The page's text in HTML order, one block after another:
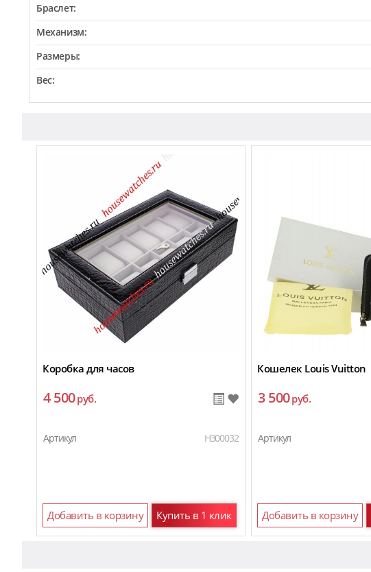
Браслет:
Механизм:
Размеры:
Вес:
Коробка для часов
4 500руб.
Артикул H300032
Добавить в корзину Купить в 1 клик
Кошелек Louis Vuitton
3 500руб.
Артикул
Добавить в корзину